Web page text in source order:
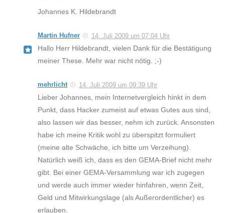
Johannes K. Hildebrandt
Martin Hufner 14. Juli 2009 um 07:04 Uhr
Hallo Herr Hildebrandt, vielen Dank für die Bestätigung
meiner These. Mehr war nicht nötig. ;-)
mehrlicht 14. Juli 2009 um 09:39 Uhr
Lieber Johannes, mein Internetvergleich hinkt in dem
Punkt, dass Hacker zumeist auf etwas Gutes aus sind,
also lassen wir das besser, nehm ich zurück. Ansonsten
habe ich meine Kritik wohl zu überspitzt formuliert
(meine alte Schwäche, ich bitte um Verzeihung).
Natürlich weiß ich, dass es den GEMA-Brief nicht mehr
gibt. Bei einer GEMA-Versammlung war ich zugegen
und werde auch immer wieder hinfahren, wenn Zeit,
Geld und Mitwirkungslage (als Außerordentlicher) es
erlauben.